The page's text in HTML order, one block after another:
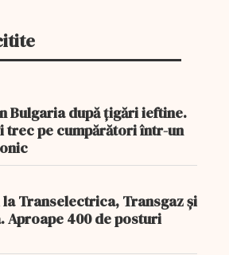
Bulgaria după țigări ieftine.
trec pe cumpărători într-un
la Transelectrica, Transgaz și
400 de posturi